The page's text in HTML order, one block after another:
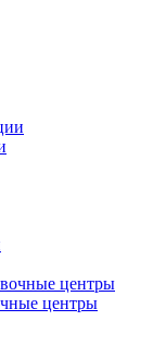
центры